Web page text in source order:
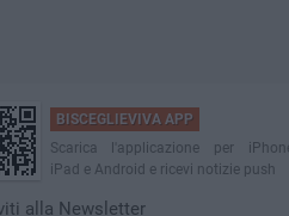
BISCEGLIEVIVA APP
Scarica l'applicazione per
iPad e Android e ricevi notizie push
alla Newsletter